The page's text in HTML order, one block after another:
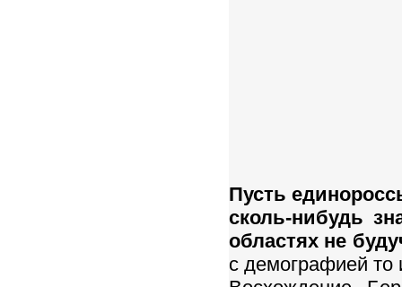
Пусть
сколь-нибудь
областях не
с демографией